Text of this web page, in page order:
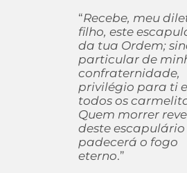
“Recebe, meu
filho, este
da tua Ordem;
particular de
confraternidade,
privilégio para ti
todos os
Quem morrer
deste escapulário
padecerá o fogo
eterno.”